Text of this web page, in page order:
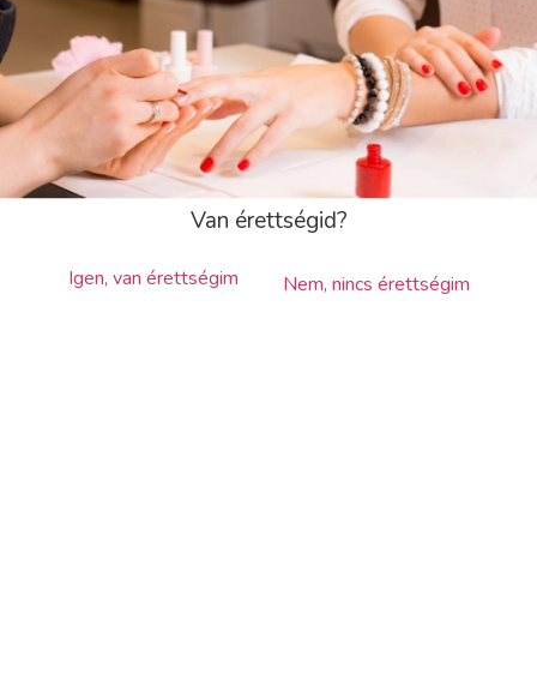
Van érettségid?
Igen, van érettségim Nem, nincs érettségim
A tanfolyam ára tartalmazza a 110.000 Ft
értékű Spirit Start készletet, melyet a képre
kattintva tekinthetsz meg!
Most minden új hallgatónknak ingyenes
hozzáférést adunk ajándékba partnerünk, a The
Bright Academy 24.990 Ft értékű
Önfejlesztő,
önismereti tréningjéhez.
megküldöttAjándékutalványunkonfeltüntetett